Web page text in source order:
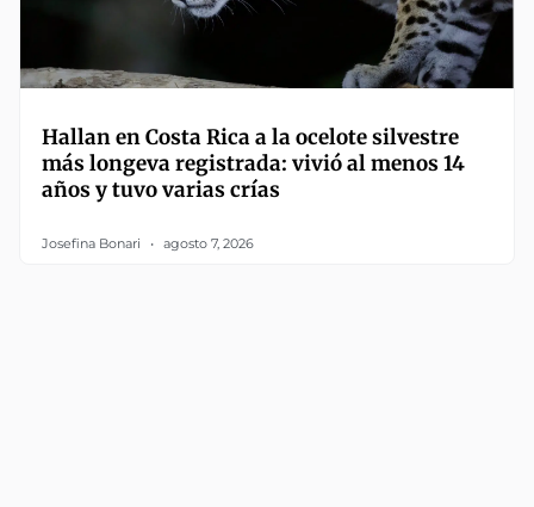
Hallan en Costa Rica a la ocelote silvestre
más longeva registrada: vivió al menos 14
años y tuvo varias crías
Josefina Bonari agosto 7, 2026